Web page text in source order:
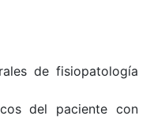
de fisiopatología
del paciente con